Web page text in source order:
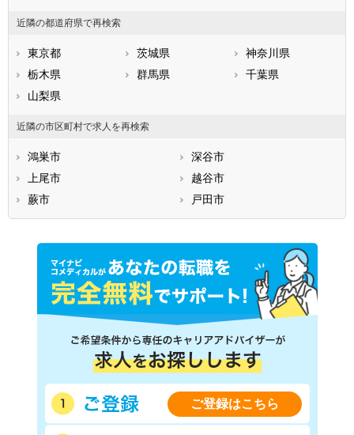
近隣の都道府県で再検索
東京都 茨城県
神奈川県
栃木県
群馬県
千葉県
山梨県
近隣の市区町村で求人を再検索
鴻巣市
深谷市
上尾市
越谷市
蕨市
戸田市
ご登録はこちら